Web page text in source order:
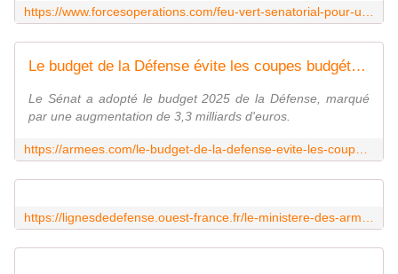
Le budget de la Défense évite les coupes budgétaires
Le Sénat a adopté le budget 2025 de la Défense, marqué
par une augmentation de 3,3 milliards d'euros.